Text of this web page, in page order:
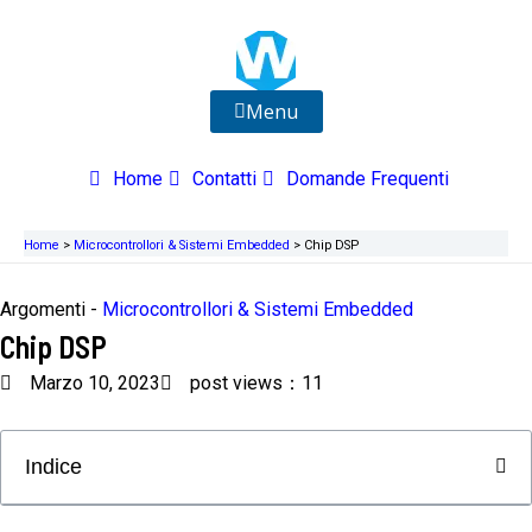
Menu
Home Contatti Domande Frequenti
Home > Microcontrollori & Sistemi Embedded > Chip DSP
Argomenti - Microcontrollori & Sistemi Embedded
Chip DSP
Marzo 10, 2023 post views：11
Indice